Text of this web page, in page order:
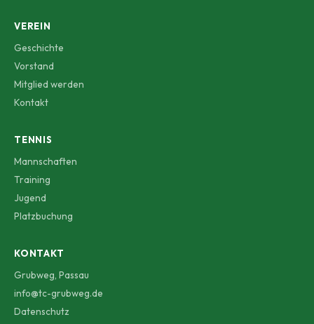
VEREIN
Geschichte
Vorstand
Mitglied werden
Kontakt
TENNIS
Mannschaften
Training
Jugend
Platzbuchung
KONTAKT
Grubweg, Passau
info@tc-grubweg.de
Datenschutz